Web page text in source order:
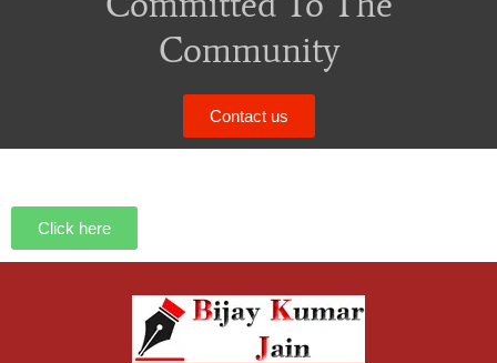
Community
Contact us
Click here